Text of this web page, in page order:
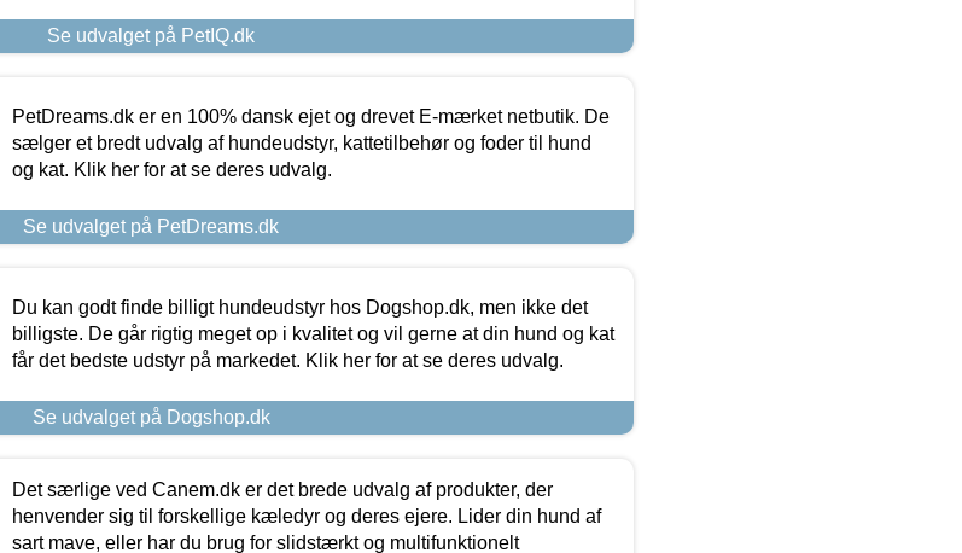
Se udvalget på PetIQ.dk
PetDreams.dk er en 100% dansk ejet og drevet E-mærket netbutik. De
sælger et bredt udvalg af hundeudstyr, kattetilbehør og foder til hund
og kat. Klik her for at se deres udvalg.
Se udvalget på PetDreams.dk
Du kan godt finde billigt hundeudstyr hos Dogshop.dk, men ikke det
billigste. De går rigtig meget op i kvalitet og vil gerne at din hund og kat
får det bedste udstyr på markedet. Klik her for at se deres udvalg.
Se udvalget på Dogshop.dk
Det særlige ved Canem.dk er det brede udvalg af produkter, der
henvender sig til forskellige kæledyr og deres ejere. Lider din hund af
sart mave, eller har du brug for slidstærkt og multifunktionelt